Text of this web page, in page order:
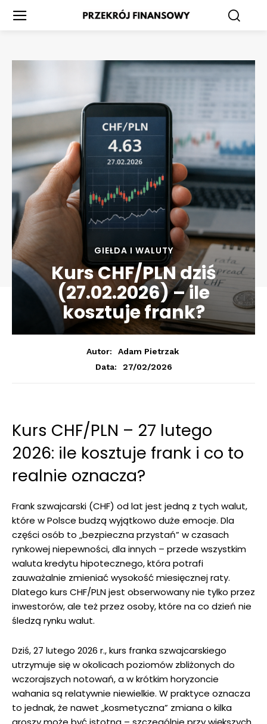
GIEŁDA I WALUTY
Kurs CHF/PLN dziś
(27.02.2026) – ile
kosztuje frank?
Autor:
Adam Pietrzak
Data:
27/02/2026
Kurs CHF/PLN – 27 lutego
2026: ile kosztuje frank i co to
realnie oznacza?
Frank szwajcarski (CHF) od lat jest jedną z tych walut,
które w Polsce budzą wyjątkowo duże emocje. Dla
części osób to „bezpieczna przystań” w czasach
rynkowej niepewności, dla innych – przede wszystkim
waluta kredytu hipotecznego, która potrafi
zauważalnie zmieniać wysokość miesięcznej raty.
Dlatego kurs CHF/PLN jest obserwowany nie tylko przez
inwestorów, ale też przez osoby, które na co dzień nie
śledzą rynku walut.
Dziś, 27 lutego 2026 r., kurs franka szwajcarskiego
utrzymuje się w okolicach poziomów zbliżonych do
wczorajszych notowań, a w krótkim horyzoncie
wahania są relatywnie niewielkie. W praktyce oznacza
to jednak, że nawet „kosmetyczna” zmiana o kilka